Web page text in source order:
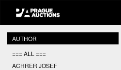
AUTHOR
=== ALL ===
ACHRER JOSEF